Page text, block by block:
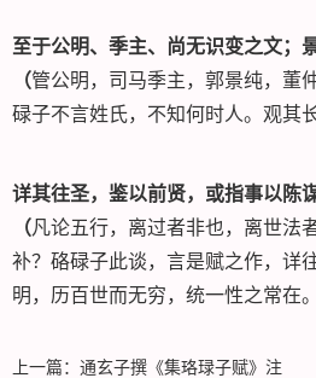
至于公明、季主、尚无识变之文；
（管公明，司马季主，郭景纯，董
碌子不言姓氏，不知何时人。观其
详其往圣，鉴以前贤，或指事以陈
（凡论五行，离过者非也，离世法
补？硌碌子此谈，言是赋之作，详
明，历百世而无穷，统一性之常在
上一篇： 通玄子撰《集珞琭子赋》注